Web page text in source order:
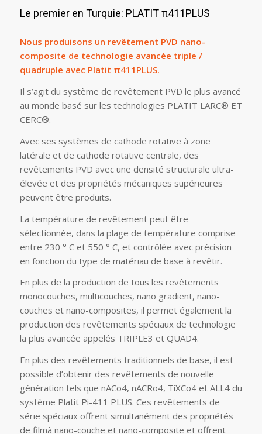
Le premier en Turquie: PLATIT π411PLUS
Nous produisons un revêtement PVD nano-
composite de technologie avancée triple /
quadruple avec Platit π411PLUS.
Il s’agit du système de revêtement PVD le plus avancé
au monde basé sur les technologies PLATIT LARC® ET
CERC®.
Avec ses systèmes de cathode rotative à zone
latérale et de cathode rotative centrale, des
revêtements PVD avec une densité structurale ultra-
élevée et des propriétés mécaniques supérieures
peuvent être produits.
La température de revêtement peut être
sélectionnée, dans la plage de température comprise
entre 230 ° C et 550 ° C, et contrôlée avec précision
en fonction du type de matériau de base à revêtir.
En plus de la production de tous les revêtements
monocouches, multicouches, nano gradient, nano-
couches et nano-composites, il permet également la
production des revêtements spéciaux de technologie
la plus avancée appelés TRIPLE3 et QUAD4.
En plus des revêtements traditionnels de base, il est
possible d’obtenir des revêtements de nouvelle
génération tels que nACo4, nACRo4, TiXCo4 et ALL4 du
système Platit Pi-411 PLUS. Ces revêtements de
série spéciaux offrent simultanément des propriétés
de filmà nano-couche et nano-composite et offrent